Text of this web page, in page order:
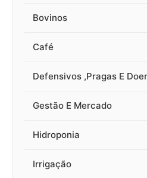
Bovinos
Café
Defensivos ,Pragas E
Gestão E Mercado
Hidroponia
Irrigação